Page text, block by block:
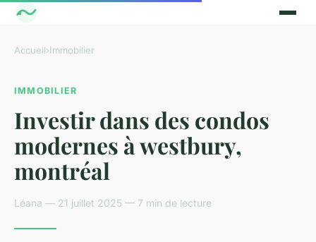
Accueil›Immobilier
IMMOBILIER
Investir dans des condos
modernes à westbury,
montréal
Léana — 21 juillet 2025 — 7 min de lecture